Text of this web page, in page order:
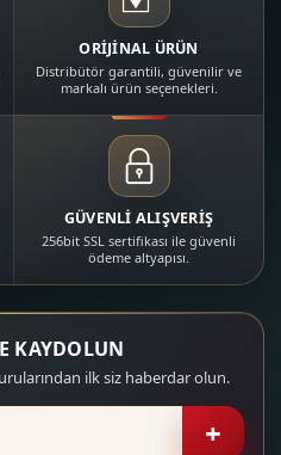
ORİJİNAL ÜRÜN
Distribütör garantili, güvenilir ve
markalı ürün seçenekleri.
GÜVENLİ ALIŞVERİŞ
256bit SSL sertifikası ile güvenli
ödeme altyapısı.
KAYDOLUN
ilk siz haberdar olun.
+